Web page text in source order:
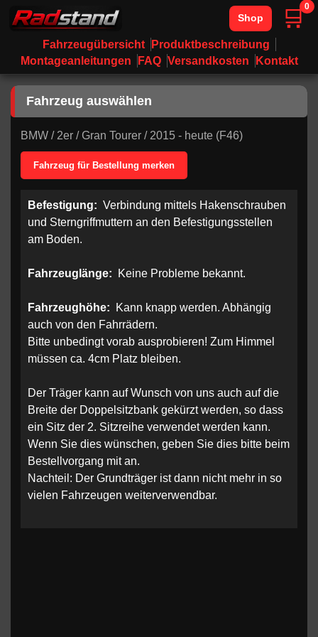
Fahrzeugübersicht
Produktbeschreibung
Montageanleitungen
FAQ Versandkosten Kontakt
Shop 🛒0
Fahrzeug auswählen
BMW / 2er /Gran Tourer / 2015 - heute (F46)
Fahrzeug für Bestellung merken
Befestigung: Verbindung mittels Hakenschrauben
und Sterngriffmuttern an den Befestigungsstellen
am Boden.
Fahrzeuglänge: Keine Probleme bekannt.
Fahrzeughöhe:
Kann knapp werden. Abhängig
auch von den Fahrrädern.
Bitte unbedingt vorab ausprobieren! Zum Himmel
müssen ca. 4cm Platz bleiben.
Der Träger kann auf Wunsch von uns auch auf die
Breite der Doppelsitzbank gekürzt werden, so dass
ein Sitz der 2. Sitzreihe verwendet werden kann.
Wenn Sie dies wünschen, geben Sie dies bitte beim
Bestellvorgang mit an.
Nachteil: Der Grundträger ist dann nicht mehr in so
vielen Fahrzeugen weiterverwendbar.